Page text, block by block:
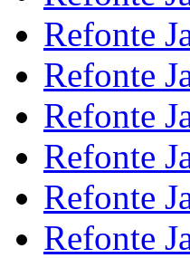
Refonte
Refonte
Refonte
Refonte
Refonte
Refonte